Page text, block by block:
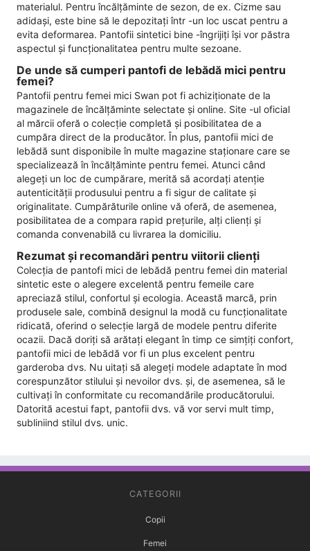
materialul. Pentru încălțăminte de sezon, de ex. Cizme sau
adidași, este bine să le depozitați într -un loc uscat pentru a
evita deformarea. Pantofii sintetici bine -îngrijiți își vor păstra
aspectul și funcționalitatea pentru multe sezoane.
De unde să cumperi pantofi de lebădă mici pentru
femei?
Pantofii pentru femei mici Swan pot fi achiziționate de la
magazinele de încălțăminte selectate și online. Site -ul oficial
al mărcii oferă o colecție completă și posibilitatea de a
cumpăra direct de la producător. În plus, pantofii mici de
lebădă sunt disponibile în multe magazine staționare care se
specializează în încălțăminte pentru femei. Atunci când
alegeți un loc de cumpărare, merită să acordați atenție
autenticității produsului pentru a fi sigur de calitate și
originalitate. Cumpărăturile online vă oferă, de asemenea,
posibilitatea de a compara rapid prețurile, alți clienți și
comanda convenabilă cu livrarea la domiciliu.
Rezumat și recomandări pentru viitorii clienți
Colecția de pantofi mici de lebădă pentru femei din material
sintetic este o alegere excelentă pentru femeile care
apreciază stilul, confortul și ecologia. Această marcă, prin
produsele sale, combină designul la modă cu funcționalitate
ridicată, oferind o selecție largă de modele pentru diferite
ocazii. Dacă doriți să arătați elegant în timp ce simțiți confort,
pantofii mici de lebădă vor fi un plus excelent pentru
garderoba dvs. Nu uitați să alegeți modele adaptate în mod
corespunzător stilului și nevoilor dvs. și, de asemenea, să le
cultivați în conformitate cu recomandările producătorului.
Datorită acestui fapt, pantofii dvs. vă vor servi mult timp,
subliniind stilul dvs. unic.
CATEGORII
Copii
Femei